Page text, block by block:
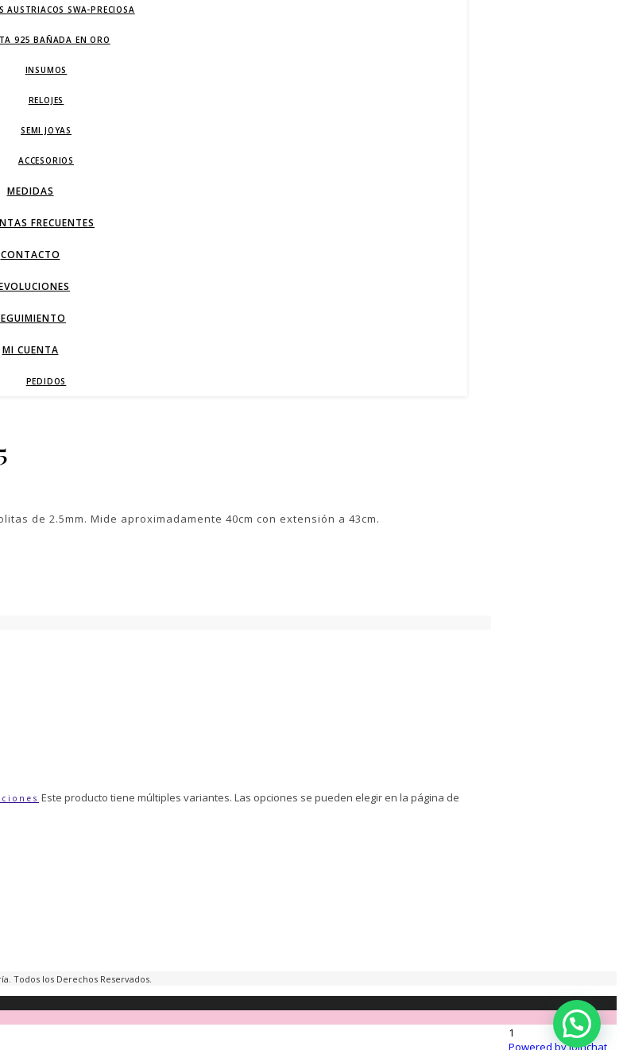
AUSTRIACOS SWA-PRECIOSA
925 BAÑADA EN ORO
INSUMOS
RELOJES
SEMI JOYAS
ACCESORIOS
MEDIDAS
FRECUENTES
CONTACTO
MI CUENTA
PEDIDOS
de 2.5mm. Mide aproximadamente 40cm con extensión a 43cm.
Este producto tiene múltiples variantes. Las opciones se pueden elegir en la página de
Todos los Derechos Reservados.
1
Powered byJoinchat